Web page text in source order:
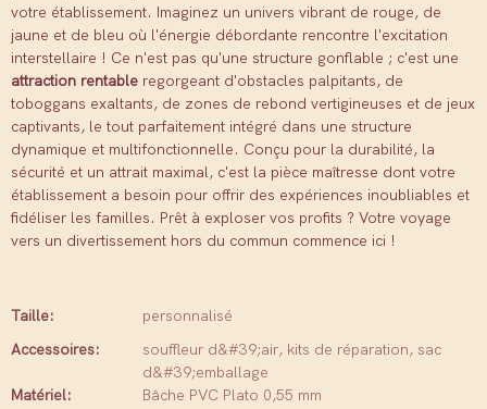
votre établissement. Imaginez un univers vibrant de rouge, de
jaune et de bleu où l'énergie débordante rencontre l'excitation
interstellaire ! Ce n'est pas qu'une structure gonflable ; c'est une
attraction rentable regorgeant d'obstacles palpitants, de
toboggans exaltants, de zones de rebond vertigineuses et de jeux
captivants, le tout parfaitement intégré dans une structure
dynamique et multifonctionnelle. Conçu pour la durabilité, la
sécurité et un attrait maximal, c'est la pièce maîtresse dont votre
établissement a besoin pour offrir des expériences inoubliables et
fidéliser les familles. Prêt à exploser vos profits ? Votre voyage
vers un divertissement hors du commun commence ici !
Taille:
personnalisé
Accessoires:
souffleur d&#39;air, kits de réparation, sac
d&#39;emballage
Matériel:
Bâche PVC Plato 0,55 mm